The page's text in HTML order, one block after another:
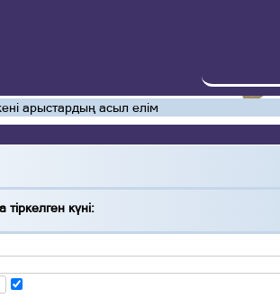
арыстардың асыл елім
күні: